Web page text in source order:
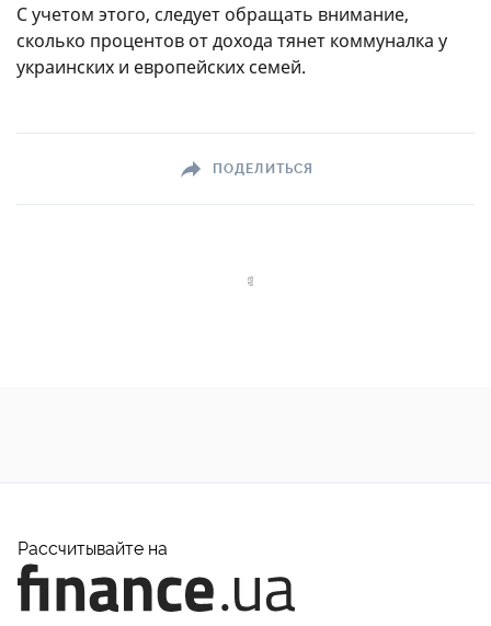
С учетом этого, следует обращать внимание,
сколько процентов от дохода тянет коммуналка у
украинских и европейских семей.
ПОДЕЛИТЬСЯ
Рассчитывайте на